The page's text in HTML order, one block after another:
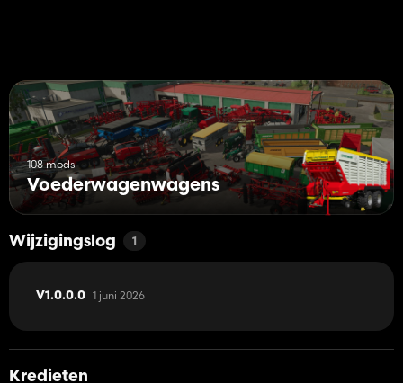
108 mods
Voederwagenwagens
Wijzigingslog 1
V1.0.0.0 1 juni 2026
Kredieten